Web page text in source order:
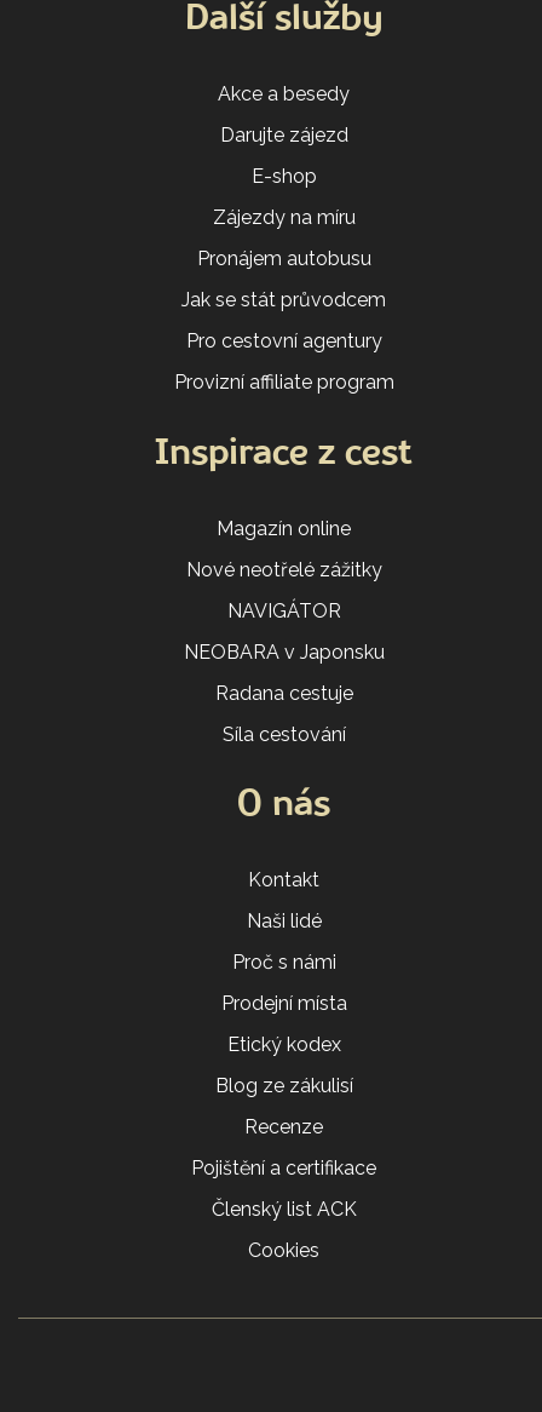
Další služby
Akce a besedy
Darujte zájezd
E-shop
Zájezdy na míru
Pronájem autobusu
Jak se stát průvodcem
Pro cestovní agentury
Provizní affiliate program
Inspirace z cest
Magazín online
Nové neotřelé zážitky
NAVIGÁTOR
NEOBARA v Japonsku
Radana cestuje
Síla cestování
O nás
Kontakt
Naši lidé
Proč s námi
Prodejní místa
Etický kodex
Blog ze zákulisí
Recenze
Pojištění a certifikace
Členský list ACK
Cookies